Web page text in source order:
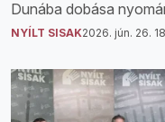
Dunába dobása
NYÍLT SISAK2026. jún. 26.